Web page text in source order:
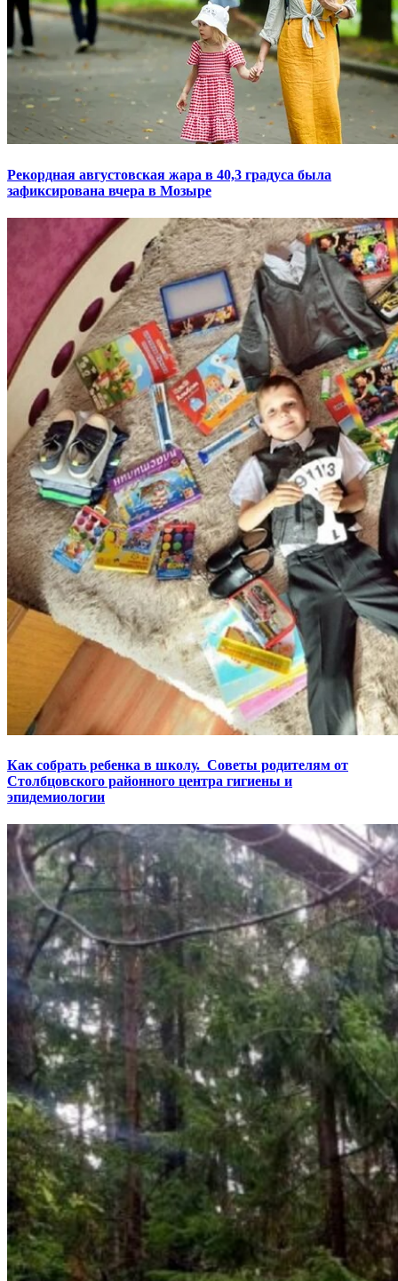
Рекордная августовская жара в 40,3 градуса была
зафиксирована вчера в Мозыре
Как собрать ребенка в школу. Советы родителям от
Столбцовского районного центра гигиены и
эпидемиологии